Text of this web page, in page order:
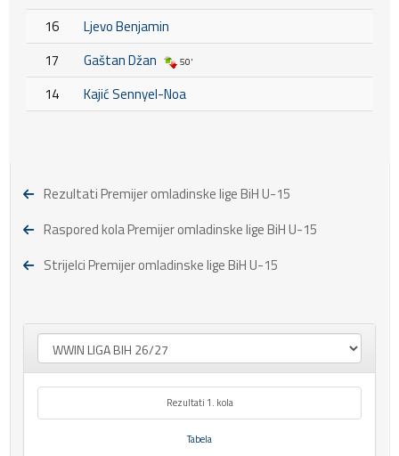
16
Ljevo Benjamin
17
Gaštan Džan 50'
14 Kajić Sennyel-Noa
Rezultati Premijer omladinske lige BiH U-15
Raspored kola Premijer omladinske lige BiH U-15
Strijelci Premijer omladinske lige BiH U-15
Rezultati 1. kola
Tabela